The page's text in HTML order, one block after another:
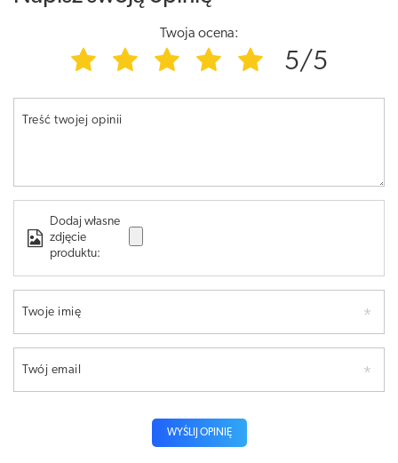
Twoja ocena:
5/5
Treść twojej opinii
Dodaj własne
zdjęcie
produktu:
Twoje imię
Twój email
WYŚLIJ OPINIĘ